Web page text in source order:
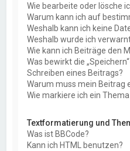
Wie bearbeite oder lösche
Warum kann ich auf
Weshalb kann ich keine
Weshalb wurde ich
Wie kann ich Beiträge den
Was bewirkt die
Schreiben eines Beitrags?
Warum muss mein Beitrag
Wie markiere ich ein
Textformatierung und
Was ist BBCode?
Kann ich HTML benutzen?